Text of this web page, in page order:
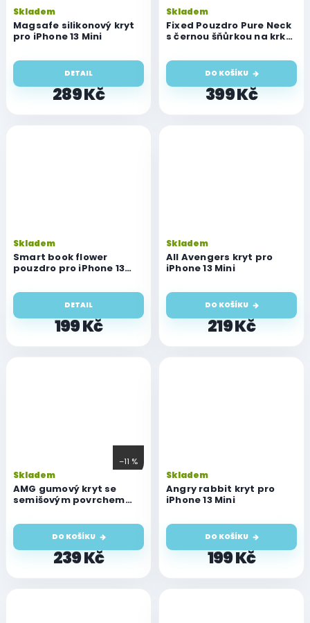
Magsafe silikonový kryt
pro iPhone 13 Mini
Skladem
289 Kč
DETAIL
Fixed Pouzdro Pure Neck
s černou šňůrkou na krk
Skladem
399 Kč
DO KOŠÍKU
Smart book flower
pouzdro pro iPhone 13
Skladem
199 Kč
DETAIL
All Avengers kryt pro
iPhone 13 Mini
Skladem
219 Kč
DO KOŠÍKU
–11 %
AMG gumový kryt se
semišovým povrchem
Skladem
239 Kč
DO KOŠÍKU
Angry rabbit kryt pro
iPhone 13 Mini
Skladem
199 Kč
DO KOŠÍKU